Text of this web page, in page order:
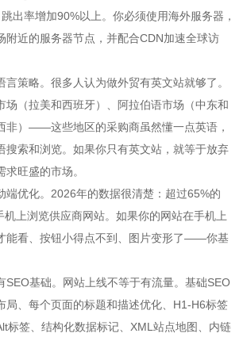
出率增加90%以上。你必须使用海外服务器，
附近的服务器节点，并配合CDN加速全球访
策略。很多人认为做外贸有英文站就够了。
场（拉美和西班牙）、阿拉伯语市场（中东和
非）——这些地区的采购商虽然懂一点英语，
搜索和浏览。如果你只有英文站，就等于放弃
旺盛的市场。
端优化。2026年的数据很清楚：超过65%的
机上浏览供应商网站。如果你的网站在手机上
能看、按钮小得点不到、图片变形了——你基
SEO基础。网站上线不等于有流量。基础SEO
局、每个页面的标题和描述优化、H1-H6标签
标签、结构化数据标记、XML站点地图、内链